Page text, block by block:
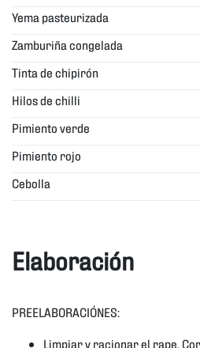
Yema pasteurizada
Zamburiña congelada
Tinta de chipirón
Hilos de chilli
Pimiento verde
Pimiento rojo
Cebolla
Elaboración
PREELABORACIÓNES:
Limpiar y racionar el rape.